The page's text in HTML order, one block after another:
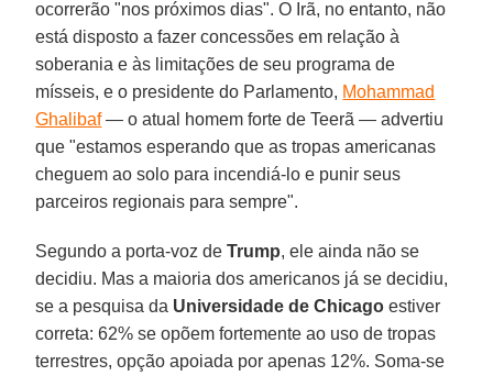
ocorrerão "nos próximos dias". O Irã, no entanto, não
está disposto a fazer concessões em relação à
soberania e às limitações de seu programa de
mísseis, e o presidente do Parlamento, Mohammad
Ghalibaf— o atual homem forte de Teerã — advertiu
que "estamos esperando que as tropas americanas
cheguem ao solo para incendiá-lo e punir seus
parceiros regionais para sempre".
Segundo a porta-voz deTrump, ele ainda não se
decidiu. Mas a maioria dos americanos já se decidiu,
se a pesquisa da Universidade de Chicago estiver
correta: 62% se opõem fortemente ao uso de tropas
terrestres, opção apoiada por apenas 12%. Soma-se